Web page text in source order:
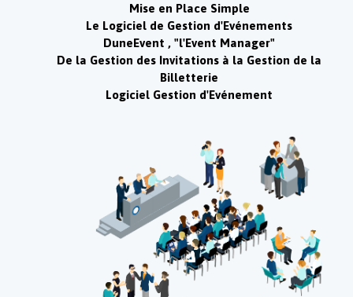
Mise en Place Simple
Le Logiciel de Gestion d'Evénements
DuneEvent , "l'Event Manager"
De la Gestion des Invitations à la Gestion de la
Billetterie
Logiciel Gestion d'Evénement